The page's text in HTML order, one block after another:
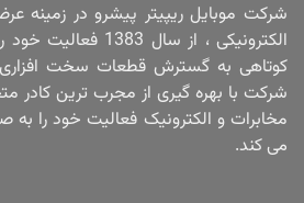
شرکت موبایل ریپیتر پیشرو در زمینه
الکترونیکی ، از سال
کوتاهی به گسترش قطعات سخت
شرکت با بهره گیری از مجرب ترین کادر
مخابرات و الکترونیک فعالیت خود را به
می کند.